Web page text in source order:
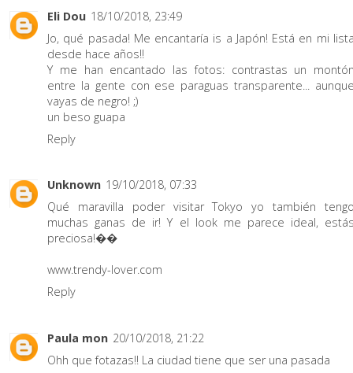
Eli Dou 18/10/2018, 23:49
Jo, qué pasada! Me encantaría is a Japón! Está en mi
desde hace años!!
Y me han encantado las fotos: contrastas un
entre la gente con ese paraguas transparente...
vayas de negro! ;)
un beso guapa
Reply
Unknown 19/10/2018, 07:33
Qué maravilla poder visitar Tokyo yo también
muchas ganas de ir! Y el look me parece ideal,
preciosa!��
www.trendy-lover.com
Reply
Paula mon 20/10/2018, 21:22
Ohh que fotazas!! La ciudad tiene que ser una pasada